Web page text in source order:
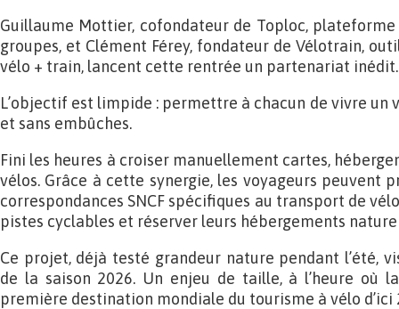
Guillaume Mottier, cofondateur de Toploc,
groupes, et Clément Férey, fondateur de Vélotrain,
vélo + train, lancent cette rentrée un partenariat inédit.
L’objectif est limpide : permettre à chacun de vivre un
et sans embûches.
Fini les heures à croiser manuellement cartes,
vélos. Grâce à cette synergie, les voyageurs peuvent
correspondances SNCF spécifiques au transport de
pistes cyclables et réserver leurs hébergements
Ce projet, déjà testé grandeur nature pendant l’été,
de la saison 2026. Un enjeu de taille, à l’heure où
première destination mondiale du tourisme à vélo d’ici